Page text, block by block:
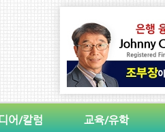
어/칼럼 교육/유학